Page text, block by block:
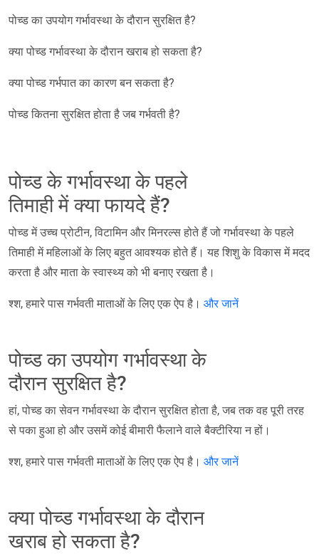
पोच्ड का उपयोग गर्भावस्था के दौरान सुरक्षित है?
क्या पोच्ड गर्भावस्था के दौरान खराब हो सकता है?
क्या पोच्ड गर्भपात का कारण बन सकता है?
पोच्ड कितना सुरक्षित होता है जब गर्भवती है?
पोच्ड के गर्भावस्था के पहले
तिमाही में क्या फायदे हैं?
पोच्ड में उच्च प्रोटीन, विटामिन और मिनरल्स होते हैं जो गर्भावस्था के पहले
तिमाही में महिलाओं के लिए बहुत आवश्यक होते हैं। यह शिशु के विकास में मदद
करता है और माता के स्वास्थ्य को भी बनाए रखता है।
श्श, हमारे पास गर्भवती माताओं के लिए एक ऐप है। और जानें
पोच्ड का उपयोग गर्भावस्था के
दौरान सुरक्षित है?
हां, पोच्ड का सेवन गर्भावस्था के दौरान सुरक्षित होता है, जब तक वह पूरी तरह
से पका हुआ हो और उसमें कोई बीमारी फैलाने वाले बैक्टीरिया न हों।
श्श, हमारे पास गर्भवती माताओं के लिए एक ऐप है। और जानें
क्या पोच्ड गर्भावस्था के दौरान
खराब हो सकता है?